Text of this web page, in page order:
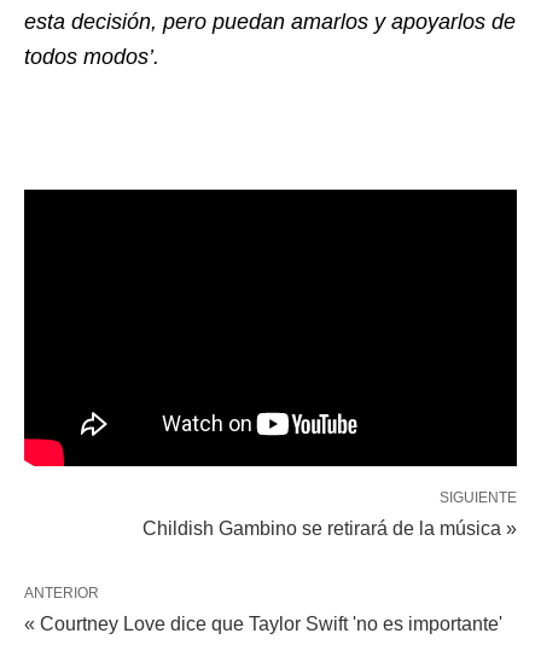
esta decisión, pero puedan amarlos y apoyarlos de
todos modos’.
SIGUIENTE
Childish Gambino se retirará de la música »
ANTERIOR
« Courtney Love dice que Taylor Swift 'no es importante'